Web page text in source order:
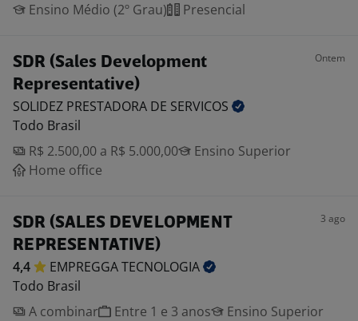
Ensino Médio (2º Grau)
Presencial
SDR (Sales Development
Representative)
Ontem
SOLIDEZ PRESTADORA DE SERVICOS
Todo Brasil
R$ 2.500,00 a R$ 5.000,00
Ensino Superior
Home office
SDR (SALES DEVELOPMENT
REPRESENTATIVE)
3 ago
4,4 EMPREGGATECNOLOGIA
Todo Brasil
A combinar
Entre 1 e 3 anos
Ensino Superior